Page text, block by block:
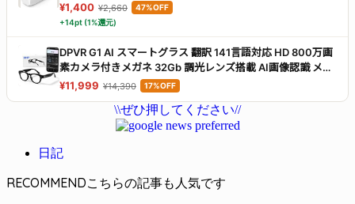
WCB006dqWHJP
¥1,400 ¥2,660
47%OFF
+14pt (1%還元)
DPVR G1 AI スマートグラス 翻訳 141言語対応 HD 800万画
素カメラ付きメガネ 32Gb 調光レンズ搭載 AI画像認識 メガ
ネ型カメラ オーディオグラス スマートグラス iPhone対応
¥11,999 ¥14,390 17%OFF
\\ぜひ押してください//
日記
RECOMMEND